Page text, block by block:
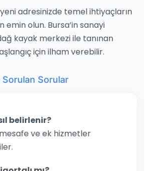
adresinizde temel ihtiyaçların
emin olun. Bursa’in sanayi
kayak merkezi ile tanınan
için ilham verebilir.
Sorulan Sorular
belirlenir?
ve ek hizmetler